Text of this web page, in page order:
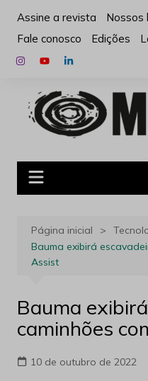
para
conteúdo
Assine a revista Nossos
Fale conosco
Edições
Página inicial
Bauma exibirá
Assist
Bauma
caminhões
10 de outubro de 2022